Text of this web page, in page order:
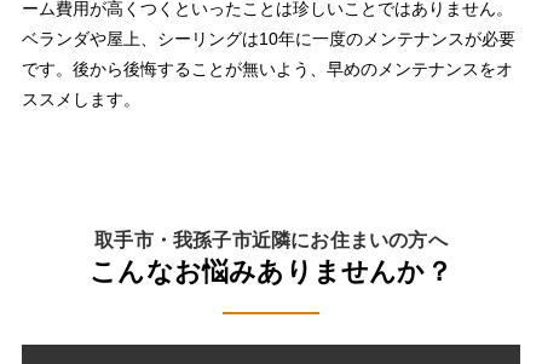
ーム費用が高くつくといったことは珍しいことではありません。
ベランダや屋上、シーリングは10年に一度のメンテナンスが必要
です。後から後悔することが無いよう、早めのメンテナンスをオ
ススメします。
取手市・我孫子市近隣にお住まいの方へ
こんなお悩みありませんか？